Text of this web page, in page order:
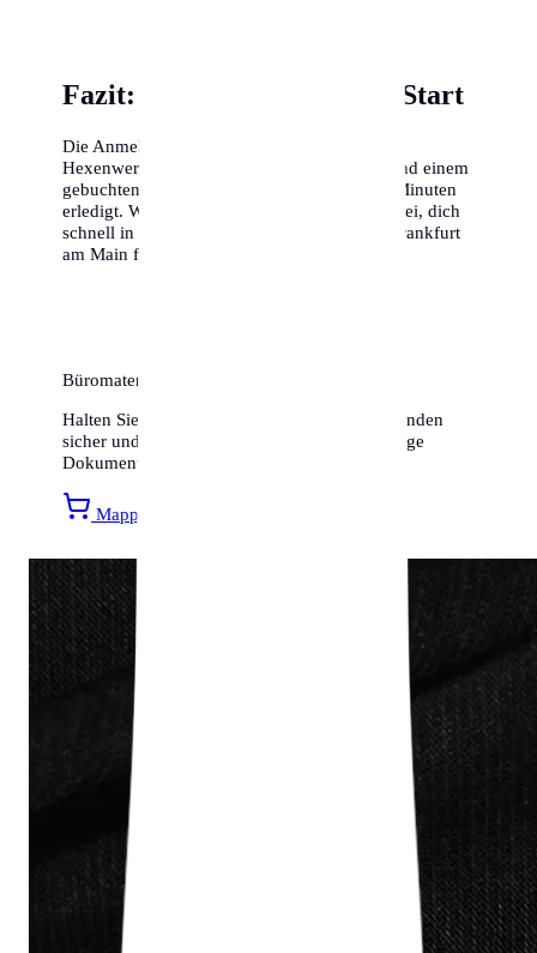
Fazit: Ein unkomplizierter Start
Die Anmeldung in Frankfurt am Main ist kein
Hexenwerk. Mit der richtigen Vorbereitung und einem
gebuchten Termin ist die Sache in 15 bis 20 Minuten
erledigt. Wir hoffen, dieser Guide hilft dir dabei, dich
schnell in deiner neuen Heimat einzuleben. Frankfurt
am Main freut sich auf dich!
Büromaterial & Ordner für Ihre Dokumente
Halten Sie Ihre Meldebestätigungen und Urkunden
sicher und geordnet. Entdecken Sie hochwertige
Dokumentenmappen bei unserem Partner.
Mappen bei Amazon entdecken »